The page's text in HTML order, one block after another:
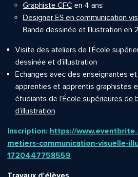
Graphiste CFC en 4 ans
Designer ES en communication
Bande dessinée et Illustration en
Visite des ateliers de l’École
dessinée et d’illustration
Echanges avec des enseignantes
apprenties et apprentis graphistes
étudiants de l’École supérieures
d’illustration
Inscription: https://
metiers-communication-visuelle-
1720447758559